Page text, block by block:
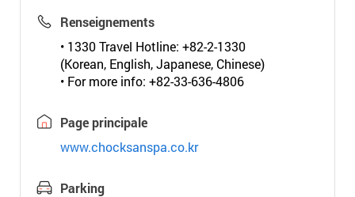
Renseignements
• 1330 Travel Hotline: +82-2-1330
(Korean, English, Japanese, Chinese)
• For more info: +82-33-636-4806
Page principale
www.chocksanspa.co.kr
Parking